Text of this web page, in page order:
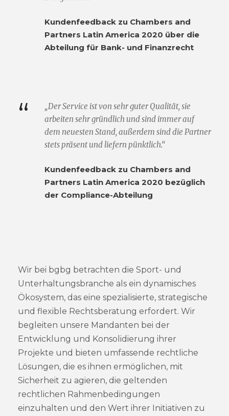
Kundenfeedback zu Chambers and
Partners Latin America 2020 über die
Abteilung für Bank- und Finanzrecht
“
„Der Service ist von sehr guter Qualität, sie
arbeiten sehr gründlich und sind immer auf
dem neuesten Stand, außerdem sind die Partner
stets präsent und liefern pünktlich.“
Kundenfeedback zu Chambers and
Partners Latin America 2020 bezüglich
der Compliance-Abteilung
Wir bei bgbg betrachten die Sport- und
Unterhaltungsbranche als ein dynamisches
Ökosystem, das eine spezialisierte, strategische
und flexible Rechtsberatung erfordert. Wir
begleiten unsere Mandanten bei der
Entwicklung und Konsolidierung ihrer
Projekte und bieten umfassende rechtliche
Lösungen, die es ihnen ermöglichen, mit
Sicherheit zu agieren, die geltenden
rechtlichen Rahmenbedingungen
einzuhalten und den Wert ihrer Initiativen zu